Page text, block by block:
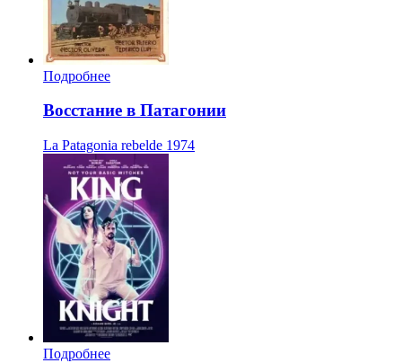
Подробнее
Восстание в Патагонии
La Patagonia rebelde 1974
Подробнее